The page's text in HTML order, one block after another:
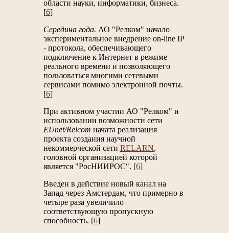
области науки, информатики, бизнеса.
[6]
Середина года. АО "Релком" начало
экспериментальное внедрение on-line IP
- протокола, обеспечивающего
подключение к Интернет в режиме
реального времени и позволяющего
пользоваться многими сетевыми
сервисами помимо электронной почты.
[6]
При активном участии АО "Релком" и
использовании возможности сети
EUnet/Relcom начата реализация
проекта создания научной
некоммерческой сети RELARN,
головной организацией которой
является "РосНИИРОС". [6]
Введен в действие новый канал на
Запад через Амстердам, что примерно в
четыре раза увеличило
соответствующую пропускную
способность. [6]